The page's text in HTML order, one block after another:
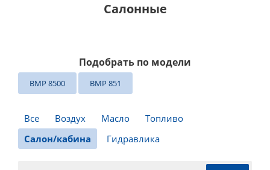
Салонные
Подобрать по модели
BMP 8500 BMP 851
Все Воздух Масло
Топливо
Салон/кабина
Гидравлика